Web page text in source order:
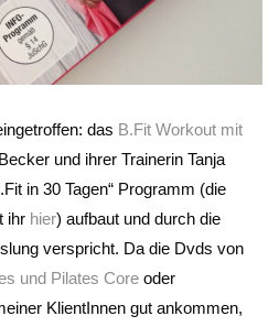
das B.Fit Workout mit
und ihrer Trainerin Tanja
in 30 Tagen“ Programm (die
ihr hier) aufbaut und durch die
verspricht. Da die Dvds von
und Pilates Core oder
KlientInnen gut ankommen,